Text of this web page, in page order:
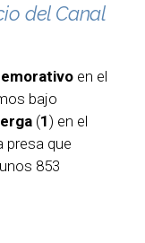
del Canal
en el
bajo
(1) en el
presa que
853